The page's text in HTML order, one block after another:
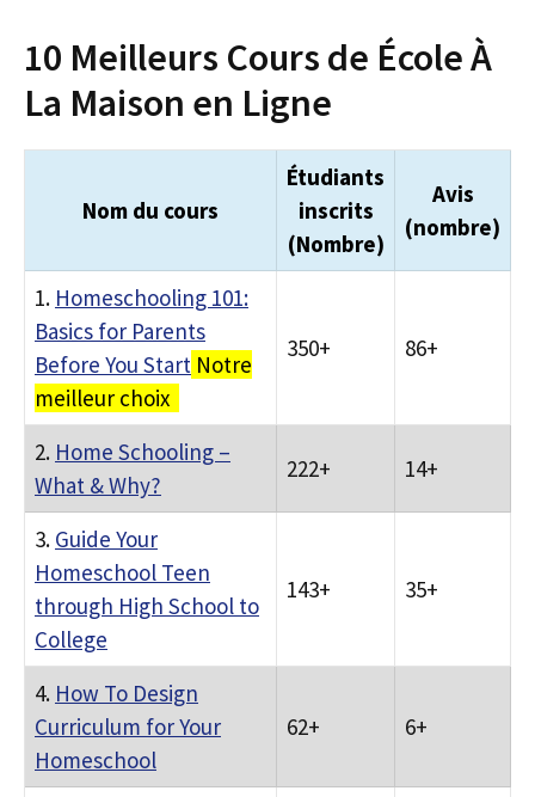
10 Meilleurs Cours de École À
La Maison en Ligne
Nom du cours
Étudiants
inscrits
(Nombre)
Avis
(nombre)
1. Homeschooling 101:
Basics for Parents
Before You Start Notre
meilleur choix
350+ 86+
2. Home Schooling –
What & Why?
222+ 14+
3. Guide Your
Homeschool Teen
through High School to
College
143+ 35+
4. How To Design
Curriculum for Your
Homeschool
62+ 6+